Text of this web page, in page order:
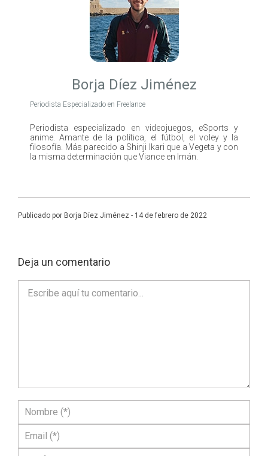
Borja Díez Jiménez
Periodista Especializado en Freelance
Periodista especializado en videojuegos, eSports y
anime. Amante de la política, el fútbol, el voley y la
filosofía. Más parecido a Shinji Ikari que a Vegeta y con
la misma determinación que Viance en Imán.
Publicado por Borja Díez Jiménez - 14 de febrero de 2022
Deja un comentario